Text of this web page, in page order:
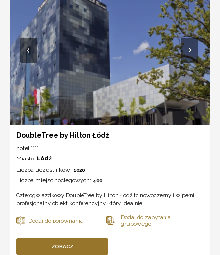
DoubleTree by Hilton Łódź
hotel ****
Miasto: Łódź
Liczba uczestników: 1020
Liczba miejsc noclegowych: 400
Czterogwiazdkowy DoubleTree by Hilton Łódź to nowoczesny i w pełni
profesjonalny obiekt konferencyjny, który idealnie ...
ZOBACZ